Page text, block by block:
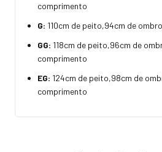
comprimento
G: 110cm de peito,94cm de
GG: 118cm de peito,96cm de
comprimento
EG: 124cm de peito,98cm de
comprimento